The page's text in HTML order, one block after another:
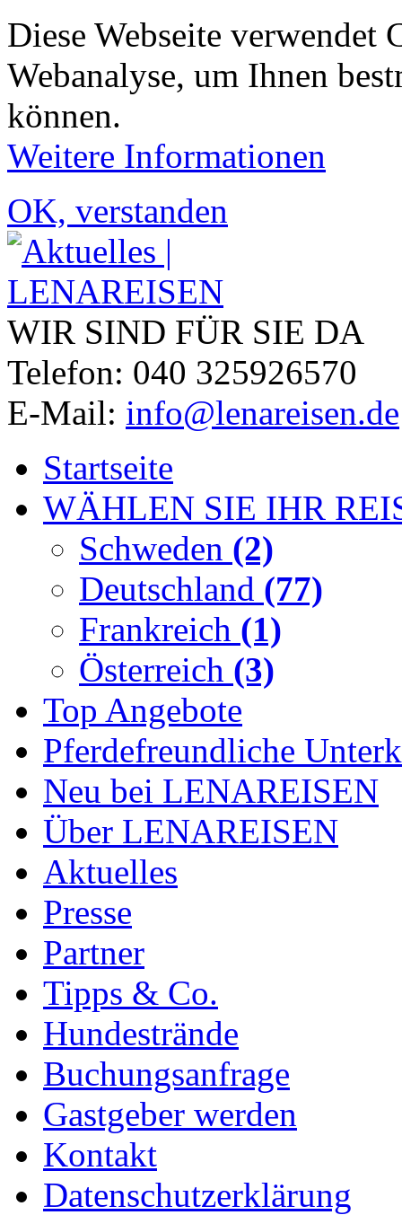
Diese Webseite verwendet
Webanalyse, um Ihnen
können.
Weitere Informationen
OK, verstanden
WIR SIND FÜR SIE DA
Telefon: 040 325926570
E-Mail: info@lenareisen.de
Startseite
WÄHLEN SIE IHR
Schweden (2)
Deutschland (77)
Frankreich (1)
Österreich (3)
Top Angebote
Pferdefreundliche
Neu bei LENAREISEN
Über LENAREISEN
Aktuelles
Presse
Partner
Tipps & Co.
Hundestrände
Buchungsanfrage
Gastgeber werden
Kontakt
Datenschutzerklärung